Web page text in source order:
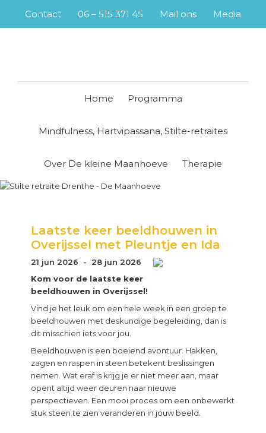
primary
main
primary
footer
Contact 06 – 515 371 45 Mail ons Media
Home Programma
Mindfulness, Hartvipassana, Stilte-retraites
Over De kleine Maanhoeve Therapie
Laatste keer beeldhouwen in
Overijssel met Pleuntje en Ida
21 jun 2026 - 28 jun 2026
Kom voor de laatste keer
beeldhouwen in Overijssel!
Vind je het leuk om een hele week in een groep te
beeldhouwen met deskundige begeleiding, dan is
dit misschien iets voor jou.
Beeldhouwen is een boeiend avontuur. Hakken,
zagen en raspen in steen betekent beslissingen
nemen. Wat eraf is krijg je er niet meer aan, maar
opent altijd weer deuren naar nieuwe
perspectieven. Een mooi proces om een onbewerkt
stuk steen te zien veranderen in jouw beeld.